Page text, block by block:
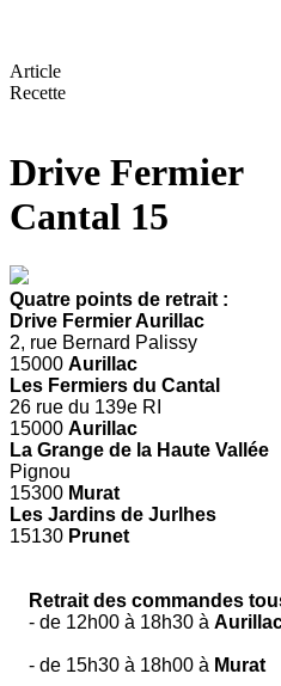
Article
Recette
Drive Fermier
Cantal 15
Quatre points de retrait :
Drive Fermier Aurillac
2, rue Bernard Palissy
15000 Aurillac
Les Fermiers du Cantal
26 rue du 139e RI
15000 Aurillac
La Grange de la Haute Vallée
Pignou
15300 Murat
Les Jardins de Jurlhes
15130 Prunet
Retrait des commandes
- de 12h00 à 18h30 à
- de 15h30 à 18h00 à Murat